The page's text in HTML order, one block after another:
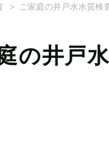
ご家庭の井戸水水質
の井戸